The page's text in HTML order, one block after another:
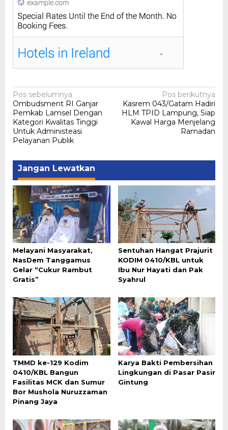
Navigasi
pos
Pos sebelumnya
Ombudsment RI Ganjar
Pemkab Lamsel Dengan
Kategori Kwalitas Tinggi
Untuk Administeasi
Pelayanan Publik
Pos berikutnya
Kasrem 043/Gatam Hadiri
HLM TPID Lampung, Siap
Kawal Harga Menjelang
Ramadan
Jangan Lewatkan
Melayani Masyarakat,
NasDem Tanggamus
Gelar “Cukur Rambut
Gratis”
Sentuhan Hangat Prajurit
KODIM 0410/KBL untuk
Ibu Nur Hayati dan Pak
Syahrul
TMMD ke-129 Kodim
0410/KBL Bangun
Fasilitas MCK dan Sumur
Bor Mushola Nuruzzaman
Pinang Jaya
Karya Bakti Pembersihan
Lingkungan di Pasar Pasir
Gintung